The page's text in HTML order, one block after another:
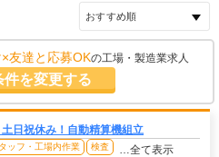
友達と応募OKの工場・製造業求人
件を変更する
日祝休み！自動精算機組立
ッフ・工場内作業 検査 …全て表示